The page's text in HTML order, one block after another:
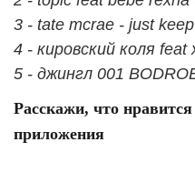
3 - tate mcrae - just
4 - кировский коля
5 - джингл 001
Расскажи, что
приложения